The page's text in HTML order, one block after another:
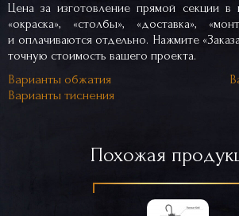
Цена за изготовление прямой секции в
«окраска», «столбы», «доставка»,
и оплачиваются отдельно. Нажмите
точную стоимость вашего проекта.
Варианты обжатия
Варианты тиснения
Похожая